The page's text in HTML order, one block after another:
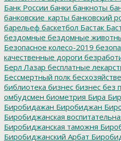
Банк России банки банкноты
банковские_карты банковский
барельеф баскетбол Бастак
бездомные бездомные
Безопасное колесо-2019
качественные дороги
Берл Лазар бесплатные
Бессмертный полк
библиотека бизнес бизнес без
омбудсмен биометрия Бира
Биробидажан Биробиджан
Биробиджанская
Биробиджанская таможня
Биробиджанский Арбат